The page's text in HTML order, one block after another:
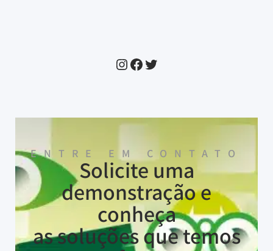
ENTRE EM CONTATO
Solicite uma
demonstração e
conheça
as soluções que temos